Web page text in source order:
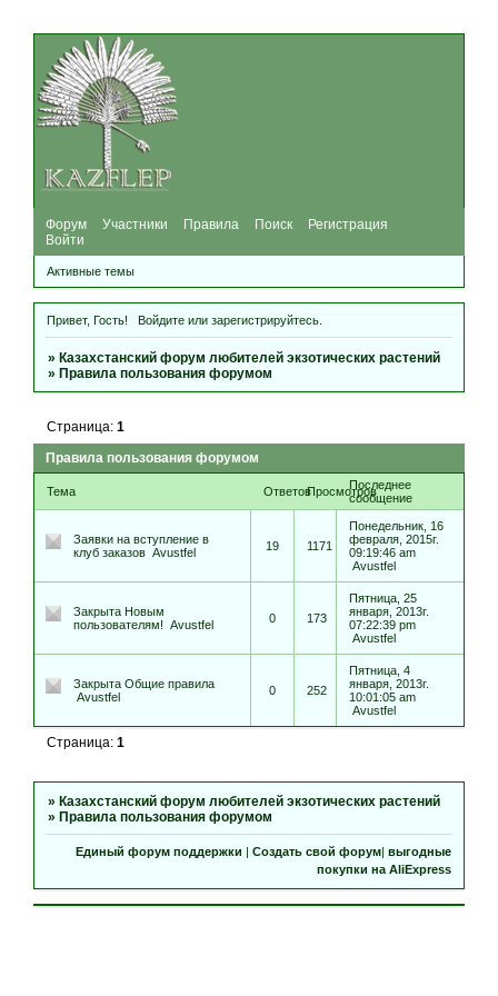
Форум Участники Правила Поиск
Регистрация
Войти
Активные темы
Привет, Гость! Войдитеили зарегистрируйтесь.
»Казахстанский форум любителей экзотических растений
»Правила пользования форумом
Правила пользования форумом
Страница:1
Тема ОтветовПросмотровПоследнее
сообщение
Заявки на вступление в
клуб заказов Avustfel 19 1171
Понедельник, 16
февраля, 2015г.
09:19:46 am
Avustfel
Закрыта Новым
пользователям!
Avustfel 0 173
Пятница, 25
января, 2013г.
07:22:39 pm
Avustfel
ЗакрытаОбщие правила
Avustfel
0 252
Пятница, 4
января, 2013г.
10:01:05 am
Avustfel
Страница:1
»Казахстанский форум любителей экзотических растений
»Правила пользования форумом
Единый форум поддержки Создать свой форум выгодные
покупки на AliExpress